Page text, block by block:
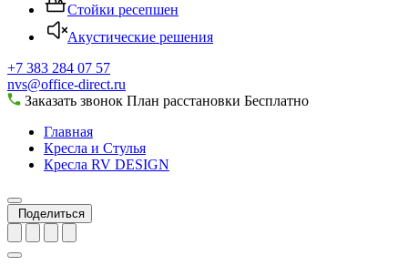
Стойки ресепшен
Акустические решения
+7 383 284 07 57
nvs@office-direct.ru
Заказать звонок План расстановки Бесплатно
Главная
Кресла и Стулья
Кресла RV DESIGN
Поделиться